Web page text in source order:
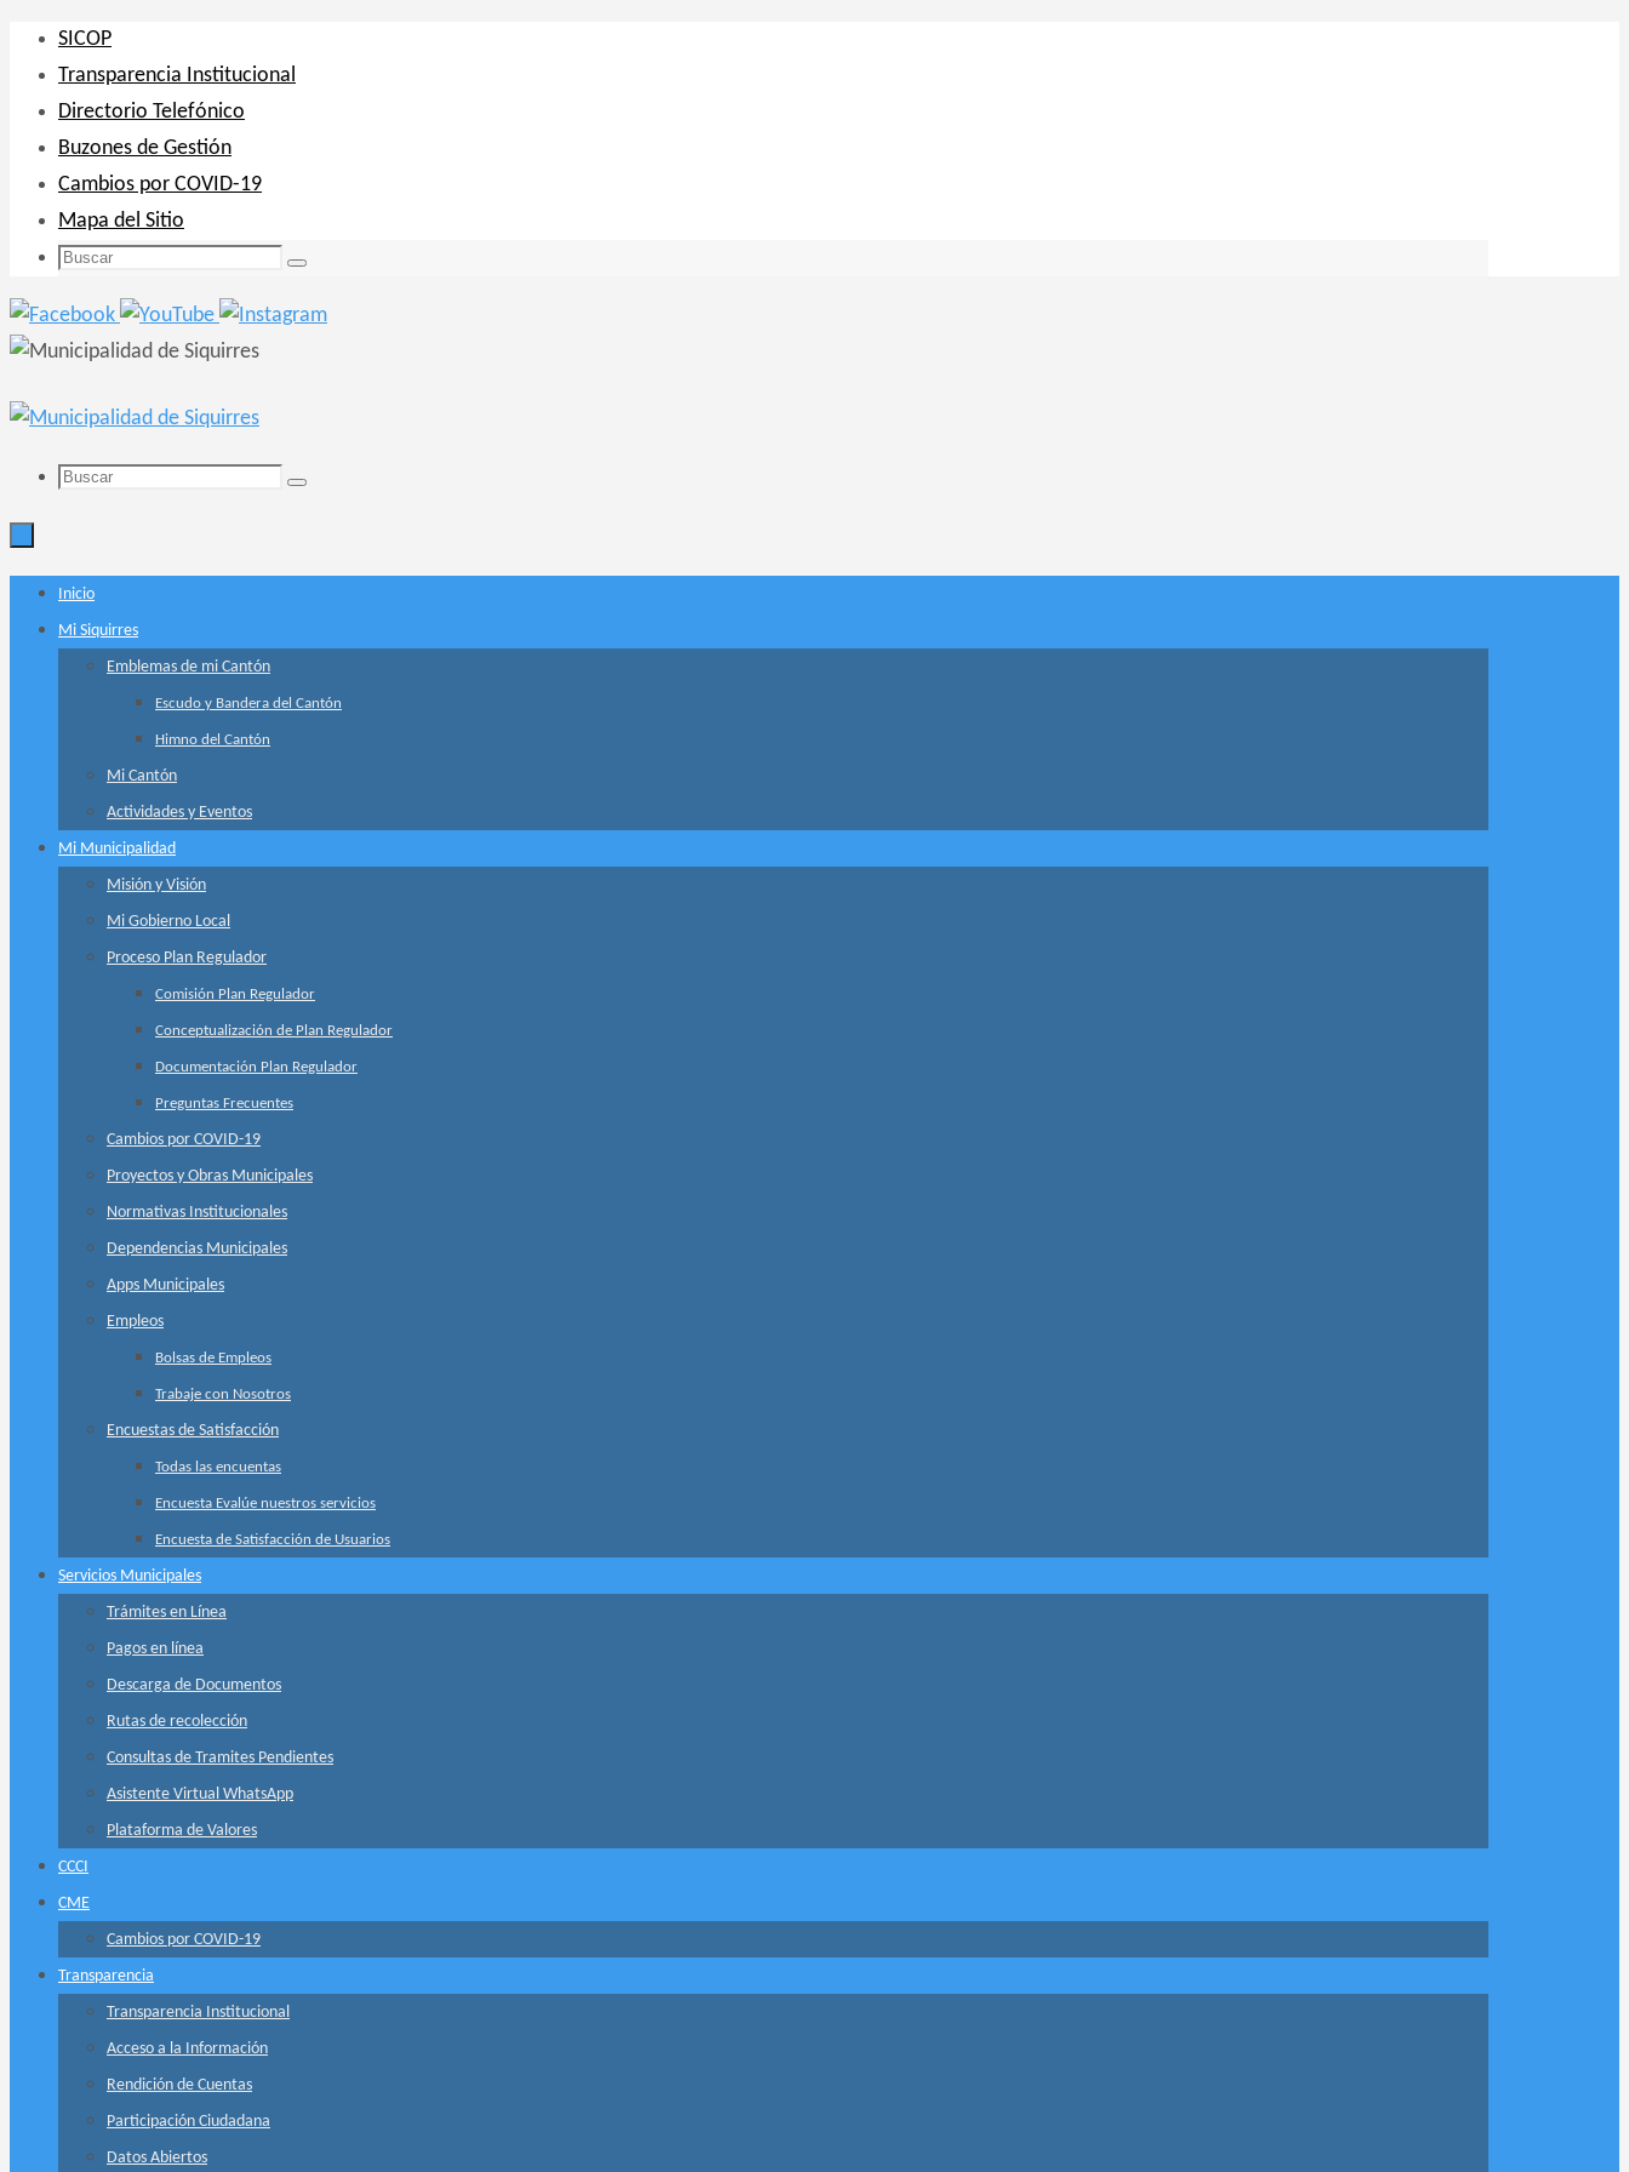
contenido
SICOP
Transparencia Institucional
Directorio Telefónico
Buzones de Gestión
Cambios por COVID-19
Mapa del Sitio
Buscar:
Buscar
Buscar:
Buscar
contenido
Inicio
Mi Siquirres
Emblemas de mi Cantón
Escudo y Bandera del Cantón
Himno del Cantón
Mi Cantón
Actividades y Eventos
Mi Municipalidad
Misión y Visión
Mi Gobierno Local
Proceso Plan Regulador
Comisión Plan Regulador
Conceptualización de Plan Regulador
Documentación Plan Regulador
Preguntas Frecuentes
Cambios por COVID-19
Proyectos y Obras Municipales
Normativas Institucionales
Dependencias Municipales
Apps Municipales
Empleos
Bolsas de Empleos
Trabaje con Nosotros
Encuestas de Satisfacción
Todas las encuentas
Encuesta Evalúe nuestros servicios
Encuesta de Satisfacción de Usuarios
Servicios Municipales
Trámites en Línea
Pagos en línea
Descarga de Documentos
Rutas de recolección
Consultas de Tramites Pendientes
Asistente Virtual WhatsApp
Plataforma de Valores
CCCI
CME
Cambios por COVID-19
Transparencia
Transparencia Institucional
Acceso a la Información
Rendición de Cuentas
Participación Ciudadana
Datos Abiertos